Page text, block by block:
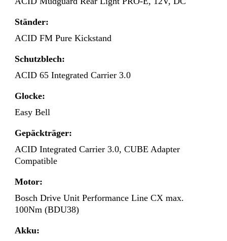
Ständer:
ACID FM Pure Kickstand
Schutzblech:
ACID 65 Integrated Carrier 3.0
Glocke:
Easy Bell
Gepäckträger:
ACID Integrated Carrier 3.0, CUBE Adapter
Compatible
Motor:
Bosch Drive Unit Performance Line CX max.
100Nm (BDU38)
Akku: